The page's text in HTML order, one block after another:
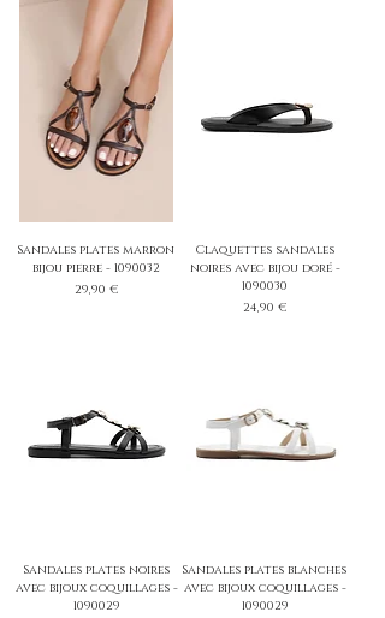
Sandales plates marron
bijou pierre - 1090032
Prix
29,90 €
Claquettes sandales
noires avec bijou doré -
1090030
Prix
24,90 €
Sandales plates noires
avec bijoux coquillages -
1090029
Sandales plates blanches
avec bijoux coquillages -
1090029